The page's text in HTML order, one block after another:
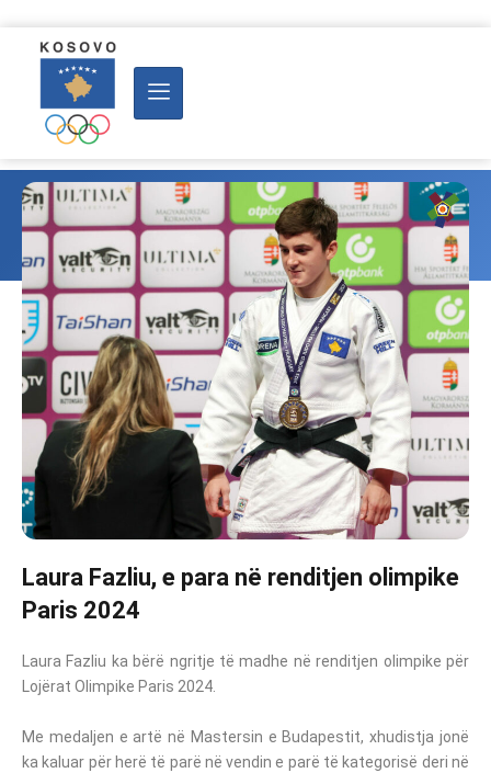
Laura Fazliu, e para në renditjen olimpike
Paris 2024
Laura Fazliu ka bërë ngritje të madhe në renditjen olimpike për
Lojërat Olimpike Paris 2024.
Me medaljen e artë në Mastersin e Budapestit, xhudistja jonë
ka kaluar për herë të parë në vendin e parë të kategorisë deri në